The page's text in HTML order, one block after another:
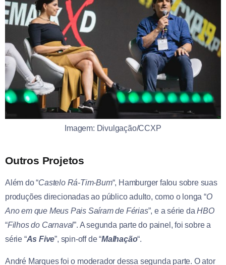
Imagem: Divulgação/CCXP
Outros Projetos
Além do “Castelo Rá-Tim-Bum“, Hamburger falou sobre suas
produções direcionadas ao público adulto, como o longa “O
Ano em que Meus Pais Saíram de Férias”, e a série daHBO
“Filhos do Carnaval”. A segunda parte do painel, foi sobre a
série “As Five”, spin-off de “Malhação“.
André Marques foi o moderador dessa segunda parte. O ator